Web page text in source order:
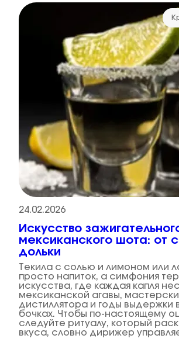
24.02.2026
Искусство
мексиканского шота: от
дольки
Текила с солью и лимоном или
просто напиток, а симфония
искусства, где каждая капля
мексиканской агавы,
дистиллятора и годы выдержки
бочках. Чтобы по-настоящему
следуйте ритуалу, который
вкуса, словно дирижер